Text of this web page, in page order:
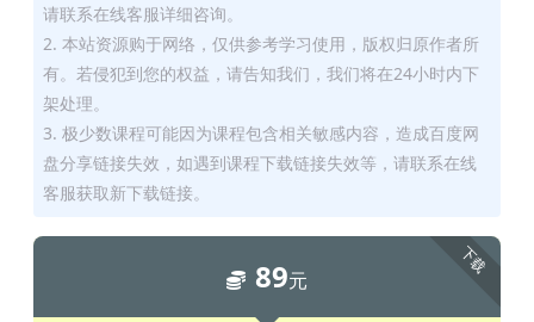
请联系在线客服详细咨询。
2. 本站资源购于网络，仅供参考学习使用，版权归原作者所
有。若侵犯到您的权益，请告知我们，我们将在24小时内下
架处理。
3. 极少数课程可能因为课程包含相关敏感内容，造成百度网
盘分享链接失效，如遇到课程下载链接失效等，请联系在线
客服获取新下载链接。
下载
89元